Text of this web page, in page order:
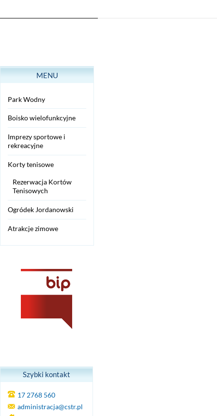
MENU
Park Wodny
Boisko wielofunkcyjne
Imprezy sportowe i
rekreacyjne
Korty tenisowe
Rezerwacja Kortów
Tenisowych
Ogródek Jordanowski
Atrakcje zimowe
Szybki kontakt
17 2768 560
administracja@cstr.pl